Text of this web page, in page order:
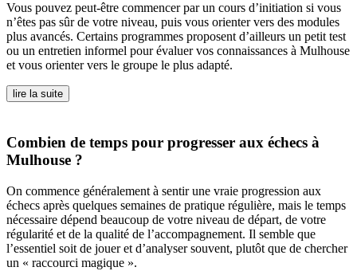
Vous pouvez peut-être commencer par un cours d’initiation si vous
n’êtes pas sûr de votre niveau, puis vous orienter vers des modules
plus avancés. Certains programmes proposent d’ailleurs un petit test
ou un entretien informel pour évaluer vos connaissances à Mulhouse
et vous orienter vers le groupe le plus adapté.
lire la suite
Combien de temps pour progresser aux échecs à
Mulhouse ?
On commence généralement à sentir une vraie progression aux
échecs après quelques semaines de pratique régulière, mais le temps
nécessaire dépend beaucoup de votre niveau de départ, de votre
régularité et de la qualité de l’accompagnement. Il semble que
l’essentiel soit de jouer et d’analyser souvent, plutôt que de chercher
un « raccourci magique ».